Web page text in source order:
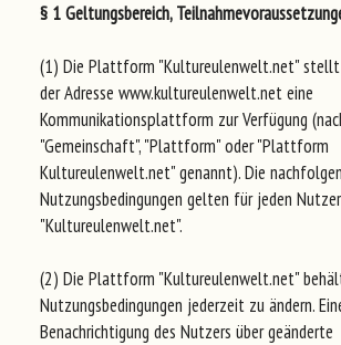
§ 1 Geltungsbereich,
(1) Die Plattform "Kultureulenwelt.net"
der Adresse www.kultureulenwelt.net eine
Kommunikationsplattform zur Verfügung
"Gemeinschaft", "Plattform" oder "Plattform
Kultureulenwelt.net" genannt). Die
Nutzungsbedingungen gelten für jeden
"Kultureulenwelt.net".
(2) Die Plattform "Kultureulenwelt.net"
Nutzungsbedingungen jederzeit zu ändern.
Benachrichtigung des Nutzers über geänderte